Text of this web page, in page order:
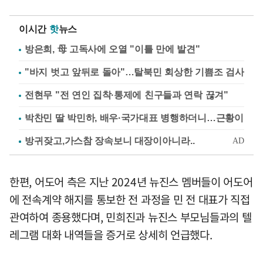
이시간 핫뉴스
방은희, 母 고독사에 오열 "이틀 만에 발견"
"바지 벗고 앞뒤로 돌아"…탈북민 회상한 기쁨조 검사
전현무 "전 연인 집착·통제에 친구들과 연락 끊겨"
박찬민 딸 박민하, 배우·국가대표 병행하더니…근황이
한편, 어도어 측은 지난 2024년 뉴진스 멤버들이 어도어
에 전속계약 해지를 통보한 전 과정을 민 전 대표가 직접
관여하여 종용했다며, 민희진과 뉴진스 부모님들과의 텔
레그램 대화 내역들을 증거로 상세히 언급했다.